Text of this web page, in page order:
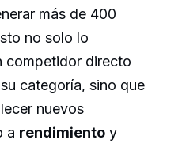
más de 400
no solo lo
competidor directo
categoría, sino que
nuevos
a rendimiento y